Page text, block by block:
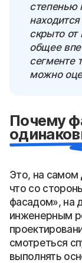
степенью
скрыто от
общее
сегменте
можно
Почему
Это, на самом
что со
фасадом», на
инженерным
смотреться
выполнять